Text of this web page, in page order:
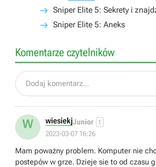
Sniper Elite 5: Sekrety i
Sniper Elite 5: Aneks
Komentarze czytelników
Dodaj komentarz...
W wiesiekjJunior 1
2023-03-07 16:26
Mam poważny problem. Komputer nie
postepów w grze. Dzieje sie to od czasu